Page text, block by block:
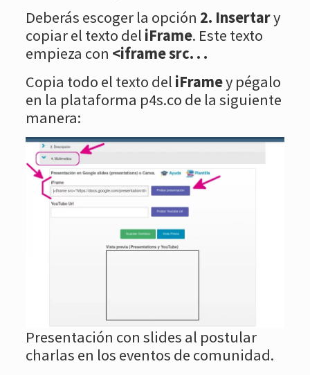
Deberás escoger la opción 2. Insertary
copiar el texto del iFrame. Este texto
empieza con <iframe src. . .
Copia todo el texto del iFramey pégalo
en la plataforma p4s.co de la siguiente
manera:
Presentación con slides al postular
charlas en los eventos de comunidad.